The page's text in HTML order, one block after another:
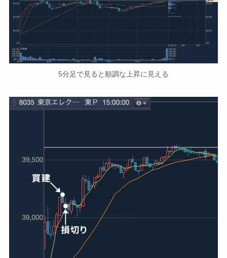
5分足で見ると順調な上昇に見える